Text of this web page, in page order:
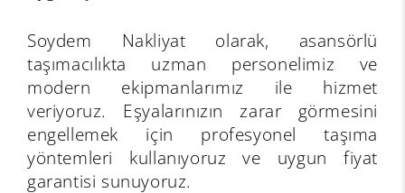
Soydem Nakliyat olarak, asansörlü
taşımacılıkta uzman personelimiz ve
modern ekipmanlarımız ile hizmet
veriyoruz. Eşyalarınızın zarar görmesini
engellemek için profesyonel taşıma
yöntemleri kullanıyoruz ve uygun fiyat
garantisi sunuyoruz.